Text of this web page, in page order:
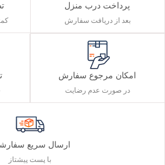
پرداخت درب منزل
بعد از دریافت سفارش
امکان مرجوع سفارش
در صورت عدم رضایت
ارسال سریع
با پست پیشتاز